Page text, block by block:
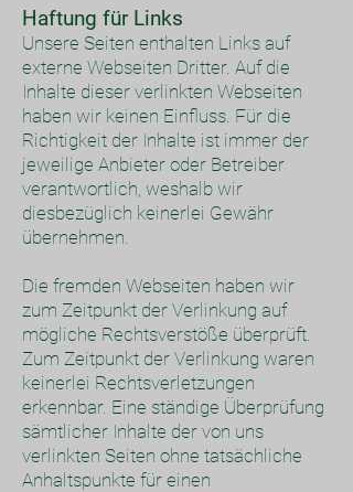
Haftung für Links
Unsere Seiten enthalten Links auf
externe Webseiten Dritter. Auf die
Inhalte dieser verlinkten Webseiten
haben wir keinen Einfluss. Für die
Richtigkeit der Inhalte ist immer der
jeweilige Anbieter oder Betreiber
verantwortlich, weshalb wir
diesbezüglich keinerlei Gewähr
übernehmen.
Die fremden Webseiten haben wir
zum Zeitpunkt der Verlinkung auf
mögliche Rechtsverstöße überprüft.
Zum Zeitpunkt der Verlinkung waren
keinerlei Rechtsverletzungen
erkennbar. Eine ständige Überprüfung
sämtlicher Inhalte der von uns
verlinkten Seiten ohne tatsächliche
Anhaltspunkte für einen